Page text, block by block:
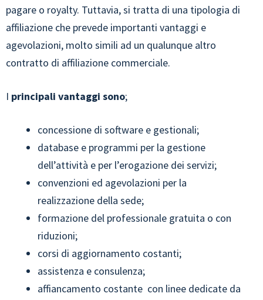
pagare o royalty. Tuttavia, si tratta di una tipologia di
affiliazione che prevede importanti vantaggi e
agevolazioni, molto simili ad un qualunque altro
contratto di affiliazione commerciale.
I principali vantaggi sono;
concessione di software e gestionali;
database e programmi per la gestione
dell’attività e per l’erogazione dei servizi;
convenzioni ed agevolazioni per la
realizzazione della sede;
formazione del professionale gratuita o con
riduzioni;
corsi di aggiornamento costanti;
assistenza e consulenza;
affiancamento costante con linee dedicate da